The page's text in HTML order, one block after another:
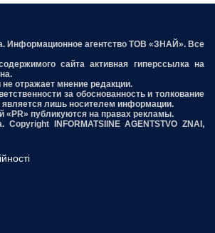
Информационное агентство ТОВ «ЗНАЙ». Все
сайта активная гиперссылка на
не отражает мнение редакции.
за обоснованность и толкование
является лишь носителем информации.
«PR» публикуются на правах рекламы.
INFORMATSIINE AGENTSTVO ZNAI,